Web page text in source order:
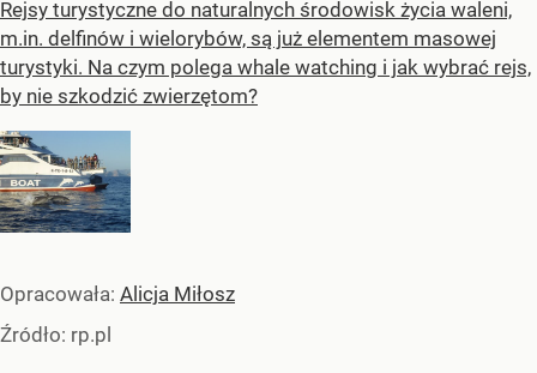
Rejsy turystyczne do naturalnych środowisk życia waleni,
m.in. delfinów i wielorybów, są już elementem masowej
turystyki. Na czym polega whale watching i jak wybrać rejs,
by nie szkodzić zwierzętom?
Opracowała: Alicja Miłosz
Źródło: rp.pl